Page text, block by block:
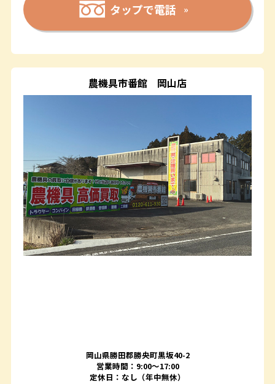
タップで電話
農機具市番館 岡山店
岡山県勝田郡勝央町黒坂40-2
営業時間：9:00～17:00
定休日：なし（年中無休）